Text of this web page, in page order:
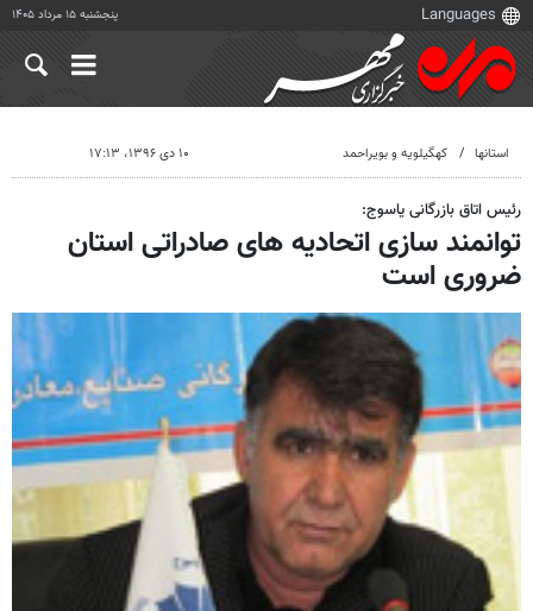
پنجشنبه ۱۵ مرداد ۱۴۰۵
استانها کهگیلویه و بویراحمد ۱۰ دی ۱۳۹۶، ۱۷:۱۳
رئیس اتاق بازرگانی یاسوج:
توانمند سازی اتحادیه های صادراتی استان
ضروری است